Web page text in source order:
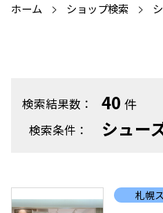
ホーム ショップ検索
検索結果数： 40件
検索条件： シュー
札幌